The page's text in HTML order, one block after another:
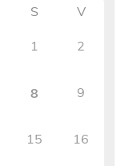
S V
1 2
8 9
15 16